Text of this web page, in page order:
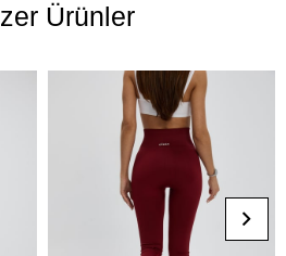
Ürünler